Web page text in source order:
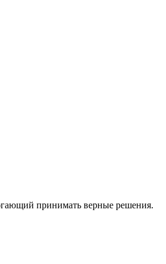
принимать верные решения.